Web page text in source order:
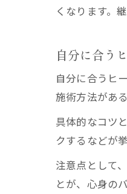
くなります。
自分に合う
自分に合うヒ
施術方法があ
具体的なコツ
クするなどが
注意点として
とが、心身の